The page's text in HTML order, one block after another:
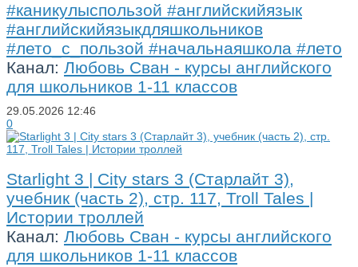
#каникулыспользой #английскийязык
#английскийязыкдляшкольников
#лето_с_пользой #начальнаяшкола #лето
Канал: Любовь Сван - курсы английского
для школьников 1-11 классов
29.05.2026 12:46
0
Starlight 3 | City stars 3 (Старлайт 3),
учебник (часть 2), стр. 117, Troll Tales |
Истории троллей
Канал: Любовь Сван - курсы английского
для школьников 1-11 классов